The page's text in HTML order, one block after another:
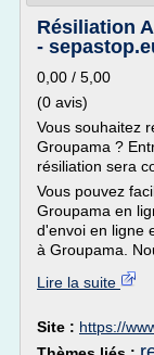
Résiliation
-
0,00 / 5,00
(0 avis)
Vous souhaitez
Groupama ?
résiliation sera
Vous pouvez
Groupama en
d'envoi en ligne
à Groupama.
Lire la suite
Site : https://